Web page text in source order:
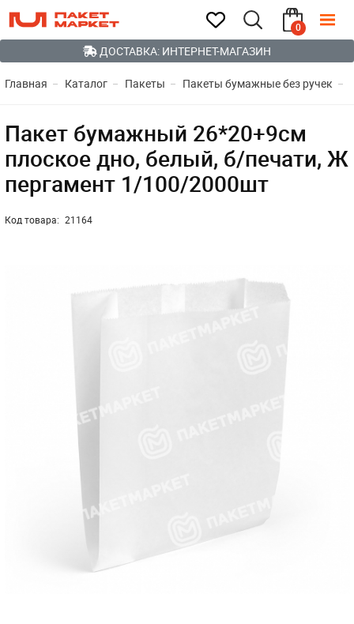
0
ДОСТАВКА: ИНТЕРНЕТ-МАГАЗИН
Главная Каталог Пакеты Пакеты бумажные без ручек
Пакет бумажный 26*20+9см
плоское дно, белый, б/печати, Ж
пергамент 1/100/2000шт
Код товара: 21164